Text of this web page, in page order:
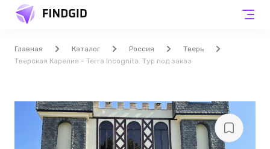
Главная Каталог Россия
Тверь
Тверская Карелия - Terra Incоgnita. Тур под заказ